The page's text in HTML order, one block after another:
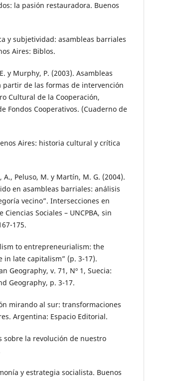
la pasión restauradora. Buenos
y subjetividad: asambleas barriales
Aires: Biblos.
y Murphy, P. (2003). Asambleas
de las formas de intervención
Cultural de la Cooperación,
Fondos Cooperativos. (Cuaderno de
Aires: historia cultural y crítica
Peluso, M. y Martín, M. G. (2004).
en asambleas barriales: análisis
vecino”. Intersecciones en
Sociales – UNCPBA, sin
175.
to entrepreneurialism: the
late capitalism” (p. 3-17).
Geography, v. 71, Nº 1, Suecia:
Geography, p. 3-17.
mirando al sur: transformaciones
Argentina: Espacio Editorial.
sobre la revolución de nuestro
y estrategia socialista. Buenos